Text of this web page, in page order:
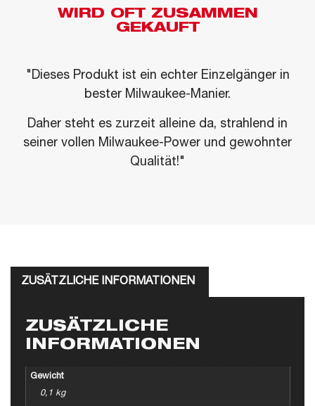
WIRD OFT ZUSAMMEN
GEKAUFT
"Dieses Produkt ist ein echter Einzelgänger in
bester Milwaukee-Manier.
Daher steht es zurzeit alleine da, strahlend in
seiner vollen Milwaukee-Power und gewohnter
Qualität!"
ZUSÄTZLICHE INFORMATIONEN
ZUSÄTZLICHE
INFORMATIONEN
Gewicht
0,1 kg